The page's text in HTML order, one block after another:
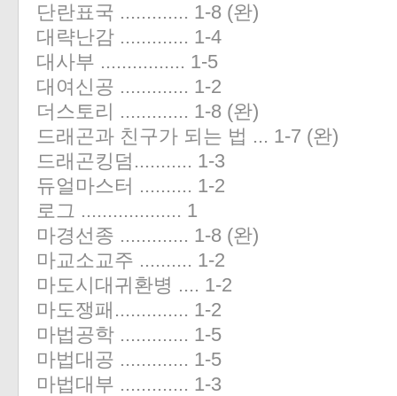
단란표국 ............. 1-8 (완)
대략난감 ............. 1-4
대사부 ................ 1-5
대여신공 ............. 1-2
더스토리 ............. 1-8 (완)
드래곤과 친구가 되는 법 ... 1-7 (완)
드래곤킹덤........... 1-3
듀얼마스터 .......... 1-2
로그 ................... 1
마경선종 ............. 1-8 (완)
마교소교주 .......... 1-2
마도시대귀환병 .... 1-2
마도쟁패.............. 1-2
마법공학 ............. 1-5
마법대공 ............. 1-5
마법대부 ............. 1-3